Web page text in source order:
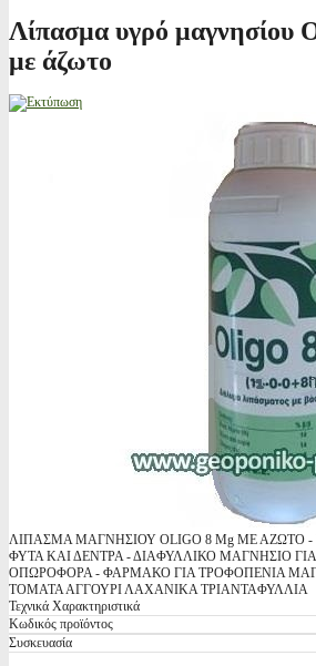
Λίπασμα υγρό μαγνησίου
με άζωτο
ΛΙΠΑΣΜΑ ΜΑΓΝΗΣΙΟΥ ΟLIGO 8 Mg ΜΕ ΑΖΩΤΟ
ΦΥΤΑ ΚΑΙ ΔΕΝΤΡΑ - ΔΙΑΦΥΛΛΙΚΟ ΜΑΓΝΗΣΙΟ
ΟΠΩΡΟΦΟΡΑ - ΦΑΡΜΑΚΟ ΓΙΑ ΤΡΟΦΟΠΕΝΙΑ
ΤΟΜΑΤΑ ΑΓΓΟΥΡΙ ΛΑΧΑΝΙΚΑ ΤΡΙΑΝΤΑΦΥΛΛΙΑ
Τεχνικά Χαρακτηριστικά
Κωδικός προϊόντος
Συσκευασία